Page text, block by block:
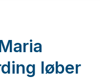
løber